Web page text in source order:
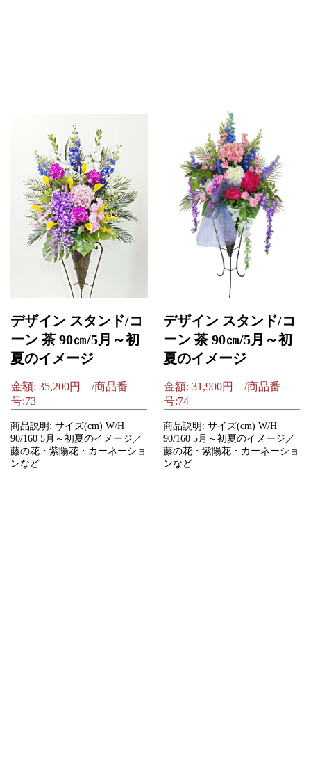
デザイン スタンド/コ
ーン 茶 90㎝/5月～初
夏のイメージ
金額: 35,200円 /商品番
号:73
商品説明: サイズ(cm) W/H
90/160 5月～初夏のイメージ／
藤の花・紫陽花・カーネーショ
ンなど
デザイン スタンド/コ
ーン 茶 90㎝/5月～初
夏のイメージ
金額: 31,900円 /商品番
号:74
商品説明: サイズ(cm) W/H
90/160 5月～初夏のイメージ／
藤の花・紫陽花・カーネーショ
ンなど